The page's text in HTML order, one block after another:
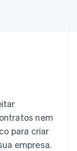
nem
para criar
empresa.